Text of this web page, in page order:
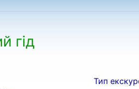
гід
Тип